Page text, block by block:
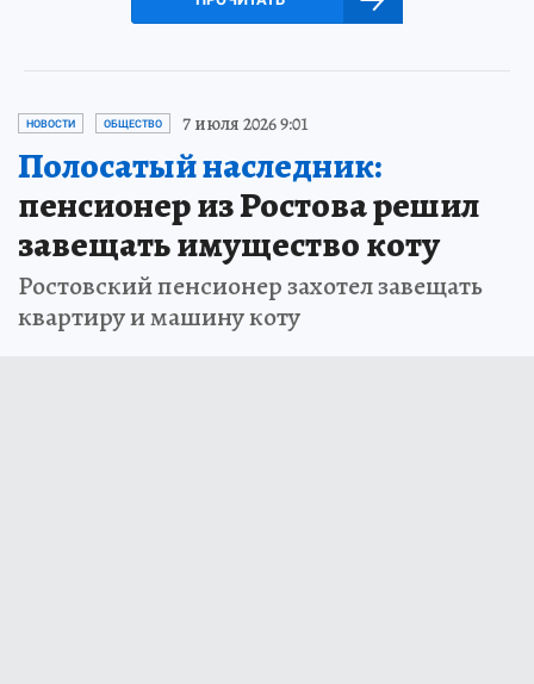
НОВОСТИ ОБЩЕСТВО 7 июля 2026 9:01
Полосатый наследник:
пенсионер из Ростова решил
завещать имущество коту
Ростовский пенсионер захотел завещать
квартиру и машину коту